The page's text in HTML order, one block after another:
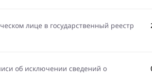
лице в государственный реестр
об исключении сведений о